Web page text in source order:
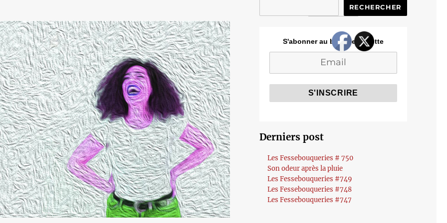
RECHERCHER
S'abonner au blog de Cozette
Derniers post
Les Fessebouqueries # 750
Son odeur après la pluie
Les Fessebouqueries #749
Les Fessebouqueries #748
Les Fessebouqueries #747